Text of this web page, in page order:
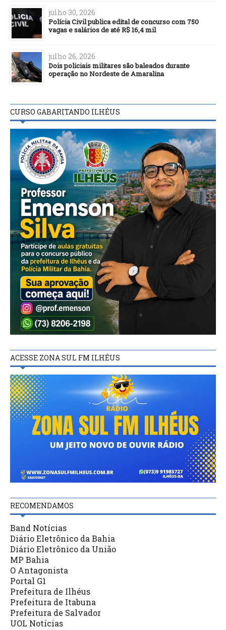
julho 30, 2026
Polícia Civil publica edital de concurso com 750
vagas e salários de até R$ 16,4 mil
julho 26, 2026
Dois policiais militares são baleados durante
operação no Nordeste de Amaralina
CURSO GABARITANDO ILHÉUS
ACESSE ZONA SUL FM ILHÉUS
RECOMENDAMOS
Band Notícias
Diário Eletrônico da Bahia
Diário Eletrônico da União
MP Bahia
O Antagonista
Portal G1
Prefeitura de Ilhéus
Prefeitura de Itabuna
Prefeitura de Salvador
UOL Notícias